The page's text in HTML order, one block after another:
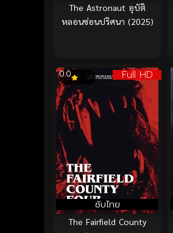
The Astronaut อุบัติ
หลอนซ่อนปริศนา (2025)
Full HD
ซับไทย
0.0
The Fairfield County